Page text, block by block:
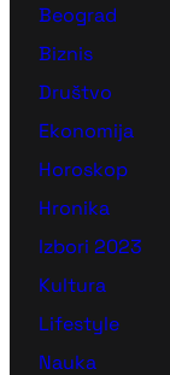
Beograd
Biznis
Društvo
Ekonomija
Horoskop
Hronika
Izbori 2023
Kultura
Lifestyle
Nauka